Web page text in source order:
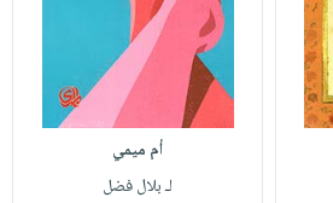
أم ميمي
لـ بلال فضل